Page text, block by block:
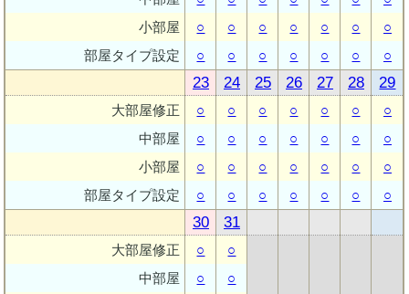
小部屋
部屋タイプ設定
○
○
○
○
○
○
○
○
○
○
○
○
○
○
大部屋修正
中部屋
小部屋
部屋タイプ設定
23
○
○
○
○
24
○
○
○
○
25
○
○
○
○
26
○
○
○
○
27
○
○
○
○
28
○
○
○
○
29
○
○
○
○
大部屋修正
中部屋
30
○
○
31
○
○